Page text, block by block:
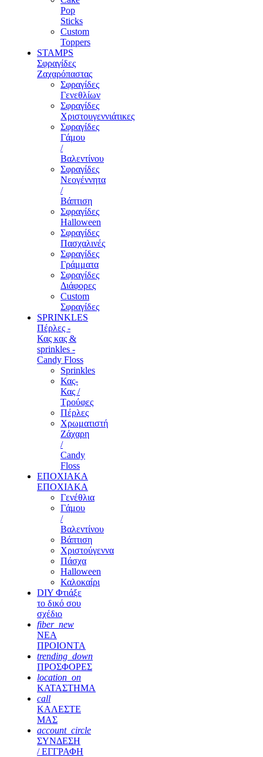
Pop
Sticks
Custom
Toppers
STAMPS
Σφραγίδες
Ζαχαρόπαστας
Σφραγίδες
Γενεθλίων
Σφραγίδες
Χριστουγεννιάτικες
Σφραγίδες
Γάμου
/
Βαλεντίνου
Σφραγίδες
Νεογέννητα
/
Βάπτιση
Σφραγίδες
Halloween
Σφραγίδες
Πασχαλινές
Σφραγίδες
Γράμματα
Σφραγίδες
Διάφορες
Custom
Σφραγίδες
SPRINKLES
Πέρλες -
Κας κας &
sprinkles -
Candy Floss
Sprinkles
Κας-
Κας /
Τρούφες
Πέρλες
Χρωματιστή
Ζάχαρη
/
Candy
Floss
ΕΠΟΧΙΑΚΑ
ΕΠΟΧΙΑΚΑ
Γενέθλια
Γάμου
/
Βαλεντίνου
Βάπτιση
Χριστούγεννα
Πάσχα
Halloween
Καλοκαίρι
DIY Φτιάξε
το δικό σου
σχέδιο
fiber_new
ΝΕΑ
ΠΡΟΙΟΝΤΑ
trending_down
ΠΡΟΣΦΟΡΕΣ
location_on
ΚΑΤΑΣΤΗΜΑ
call
ΚΑΛΕΣΤΕ
ΜΑΣ
account_circle
ΣΥΝΔΕΣΗ
/ ΕΓΓΡΑΦΗ